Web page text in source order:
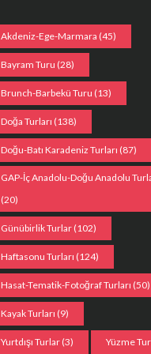
Akdeniz-Ege-Marmara (45)
Bayram Turu (28)
Brunch-Barbekü Turu (13)
Doğa Turları (138)
Doğu-Batı Karadeniz Turları (87)
GAP-İç Anadolu-Doğu Anadolu
(20)
Günübirlik Turlar (102)
Haftasonu Turları (124)
Hasat-Tematik-Fotoğraf Turları (50)
Kayak Turları (9)
Yurtdışı Turlar (3) Yüzme